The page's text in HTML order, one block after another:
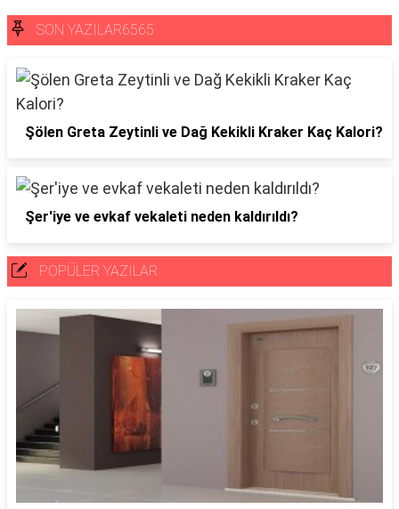
SON YAZILAR6565
Şölen Greta Zeytinli ve Dağ Kekikli Kraker Kaç Kalori?
Şer'iye ve evkaf vekaleti neden kaldırıldı?
POPÜLER YAZILAR